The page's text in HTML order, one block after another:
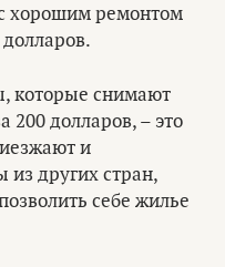
хорошим ремонтом
которые снимают
200 долларов, – это
и
из других стран,
себе жилье